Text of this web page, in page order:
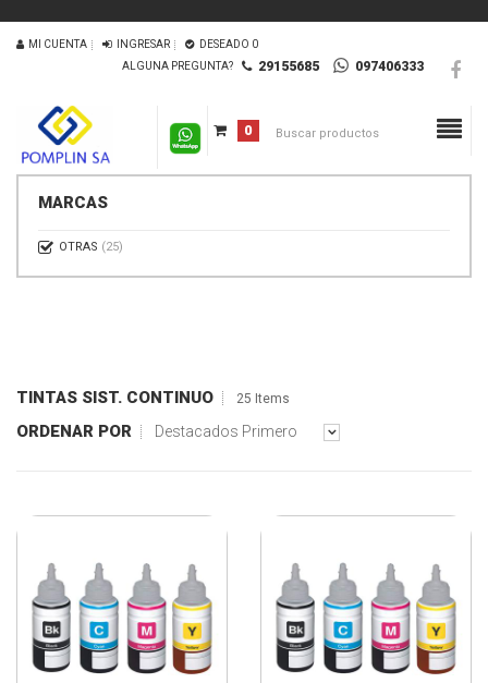
MI CUENTA INGRESAR DESEADO 0
ALGUNA PREGUNTA?
29155685 097406333
0
MARCAS
OTRAS (25)
TINTAS SIST. CONTINUO 25 Items
ORDENAR POR Destacados Primero